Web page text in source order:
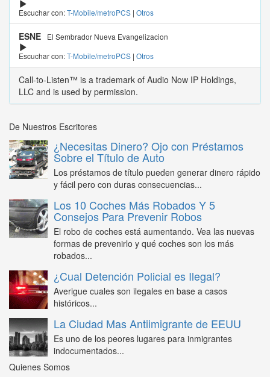
Escuchar con:T-Mobile/metroPCS | Otros
ESNE
El Sembrador Nueva Evangelizacion
Escuchar con:T-Mobile/metroPCS | Otros
Call-to-Listen™ is a trademark of Audio Now IP Holdings,
LLC and is used by permission.
De Nuestros Escritores
¿Necesitas Dinero? Ojo con Préstamos
Sobre el Título de Auto
Los préstamos de título pueden generar dinero rápido
y fácil pero con duras consecuencias...
Los 10 Coches Más Robados Y 5
Consejos Para Prevenir Robos
El robo de coches está aumentando. Vea las nuevas
formas de prevenirlo y qué coches son los más
robados...
¿Cual Detención Policial es Ilegal?
Averigue cuales son ilegales en base a casos
históricos...
La Ciudad Mas Antiimigrante de EEUU
Es uno de los peores lugares para inmigrantes
indocumentados...
Quienes Somos